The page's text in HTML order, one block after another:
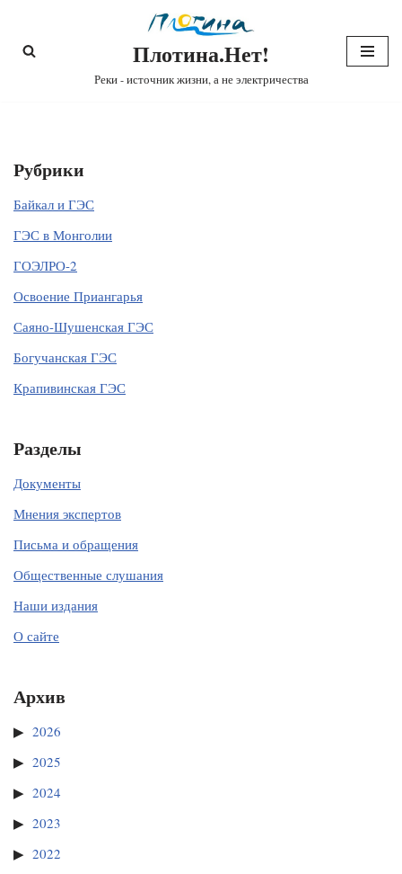
Перейти
Плотина.Нет!
Реки - источник жизни, а не электричества
Рубрики
Байкал и ГЭС
ГЭС в Монголии
ГОЭЛРО-2
Освоение Приангарья
Саяно-Шушенская ГЭС
Богучанская ГЭС
Крапивинская ГЭС
Разделы
Документы
Мнения экспертов
Письма и обращения
Общественные слушания
Наши издания
О сайте
Архив
2026
2025
2024
2023
2022